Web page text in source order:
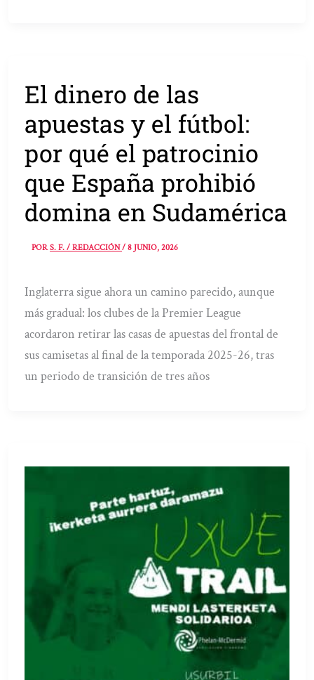
El dinero de las
apuestas y el fútbol:
por qué el patrocinio
que España prohibió
domina en Sudamérica
PORS. F. / REDACCIÓN/8 JUNIO, 2026
Inglaterra sigue ahora un camino parecido, aunque
más gradual: los clubes de la Premier League
acordaron retirar las casas de apuestas del frontal de
sus camisetas al final de la temporada 2025-26, tras
un periodo de transición de tres años